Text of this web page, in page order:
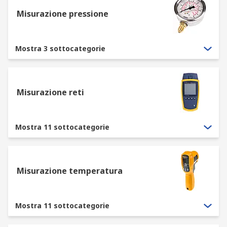
tipo di grandezza da misurare: temperatura,
elettromagnetico, ecc.;
industriale a quelli certificati per laboratori
metrologici (es. ISO/IEC 17025);
ambiente di utilizzo: in campo, privilegia
strumenti di misura con grado di protezione
IP, autonomia prolungata e robustezza; in
portabilità vs integrazione: modelli palmari
per ispezioni rapide, strumenti da banco
Misurazione pressione
Mostra 3 sottocategorie
Misurazione reti
Mostra 11 sottocategorie
Misurazione temperatura
Mostra 11 sottocategorie